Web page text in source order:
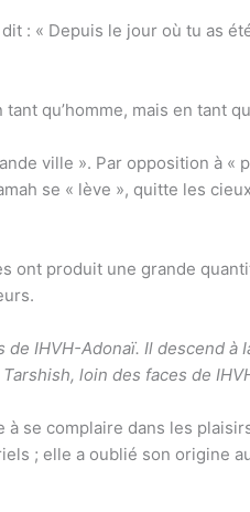
: « Depuis le jour où tu as
qu’homme, mais en tant
ville ». Par opposition à
se « lève », quitte les
ont produit une grande
de IHVH-Adonaï. Il descend
loin des faces de
à se complaire dans les
; elle a oublié son origine